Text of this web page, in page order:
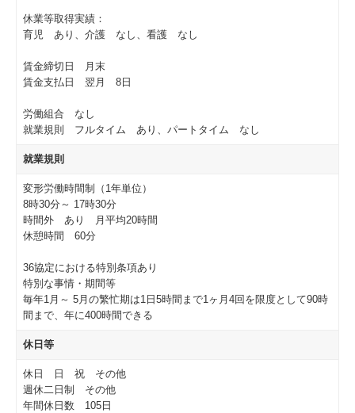
休業等取得実績：
育児 あり、介護 なし、看護 なし
賃金締切日 月末
賃金支払日 翌月 8日
労働組合 なし
就業規則 フルタイム あり、パートタイム なし
就業規則
変形労働時間制（1年単位）
8時30分～ 17時30分
時間外 あり 月平均20時間
休憩時間 60分
36協定における特別条項あり
特別な事情・期間等
毎年1月～ 5月の繁忙期は1日5時間まで1ヶ月4回を限度として90時
間まで、年に400時間できる
休日等
休日 日 祝 その他
週休二日制 その他
年間休日数 105日